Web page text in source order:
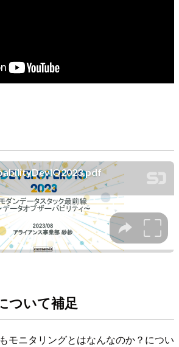
ついて補足
モニタリングとはなんなのか？につい